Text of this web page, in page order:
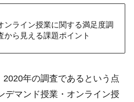
ンライン授業に関する満足度調
から見える課題ポイント
年の調査であるという点
デマンド授業・オンライン授